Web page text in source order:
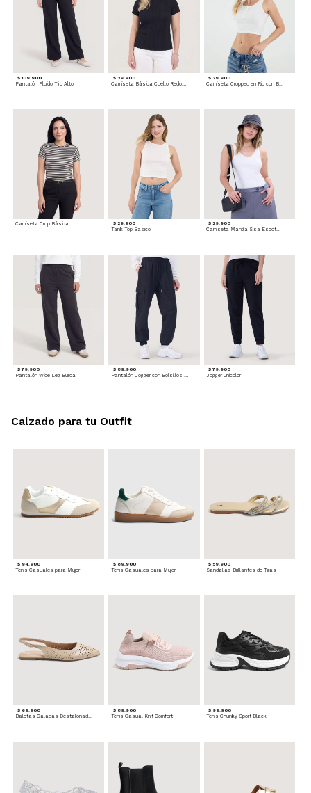
$ 109.900
Pantalón Fluido Tiro Alto
$ 39.900
Camiseta Básica Cuello Redondo
$ 39.900
Camiseta Crop Básica $ 29.900
Tank Top Basico
$ 29.900
Camiseta Manga Sisa Escotada
$ 79.900
Pantalón Wide Leg Burda
$ 89.900
Pantalón Jogger con Bolsillos Cargo
$ 79.900
Jogger Unicolor
$ 94.900
Tenis Casuales para Mujer
$ 89.900
Tenis Casuales para Mujer
$ 59.900
Sandalias Brillantes de Tiras
$ 69.900
Baletas Caladas Destalonadas
$ 89.900
Tenis Casual Knit Comfort
$ 99.900
Tenis Chunky Sport Black
Calzado para tu Outfit